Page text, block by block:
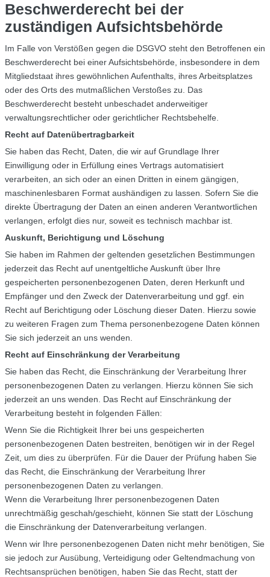
Beschwerderecht bei der
zuständigen Aufsichtsbehörde
Im Falle von Verstößen gegen die DSGVO steht den Betroffenen ein
Beschwerderecht bei einer Aufsichtsbehörde, insbesondere in dem
Mitgliedstaat ihres gewöhnlichen Aufenthalts, ihres Arbeitsplatzes
oder des Orts des mutmaßlichen Verstoßes zu. Das
Beschwerderecht besteht unbeschadet anderweitiger
verwaltungsrechtlicher oder gerichtlicher Rechtsbehelfe.
Recht auf Datenübertragbarkeit
Sie haben das Recht, Daten, die wir auf Grundlage Ihrer
Einwilligung oder in Erfüllung eines Vertrags automatisiert
verarbeiten, an sich oder an einen Dritten in einem gängigen,
maschinenlesbaren Format aushändigen zu lassen. Sofern Sie die
direkte Übertragung der Daten an einen anderen Verantwortlichen
verlangen, erfolgt dies nur, soweit es technisch machbar ist.
Auskunft, Berichtigung und Löschung
Sie haben im Rahmen der geltenden gesetzlichen Bestimmungen
jederzeit das Recht auf unentgeltliche Auskunft über Ihre
gespeicherten personenbezogenen Daten, deren Herkunft und
Empfänger und den Zweck der Datenverarbeitung und ggf. ein
Recht auf Berichtigung oder Löschung dieser Daten. Hierzu sowie
zu weiteren Fragen zum Thema personenbezogene Daten können
Sie sich jederzeit an uns wenden.
Recht auf Einschränkung der Verarbeitung
Sie haben das Recht, die Einschränkung der Verarbeitung Ihrer
personenbezogenen Daten zu verlangen. Hierzu können Sie sich
jederzeit an uns wenden. Das Recht auf Einschränkung der
Verarbeitung besteht in folgenden Fällen:
Wenn Sie die Richtigkeit Ihrer bei uns gespeicherten
personenbezogenen Daten bestreiten, benötigen wir in der Regel
Zeit, um dies zu überprüfen. Für die Dauer der Prüfung haben Sie
das Recht, die Einschränkung der Verarbeitung Ihrer
personenbezogenen Daten zu verlangen.
Wenn die Verarbeitung Ihrer personenbezogenen Daten
unrechtmäßig geschah/geschieht, können Sie statt der Löschung
die Einschränkung der Datenverarbeitung verlangen.
Wenn wir Ihre personenbezogenen Daten nicht mehr benötigen, Sie
sie jedoch zur Ausübung, Verteidigung oder Geltendmachung von
Rechtsansprüchen benötigen, haben Sie das Recht, statt der